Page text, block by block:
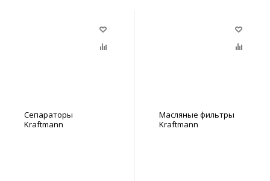
Сепараторы
Kraftmann
Масляные фильтры
Kraftmann